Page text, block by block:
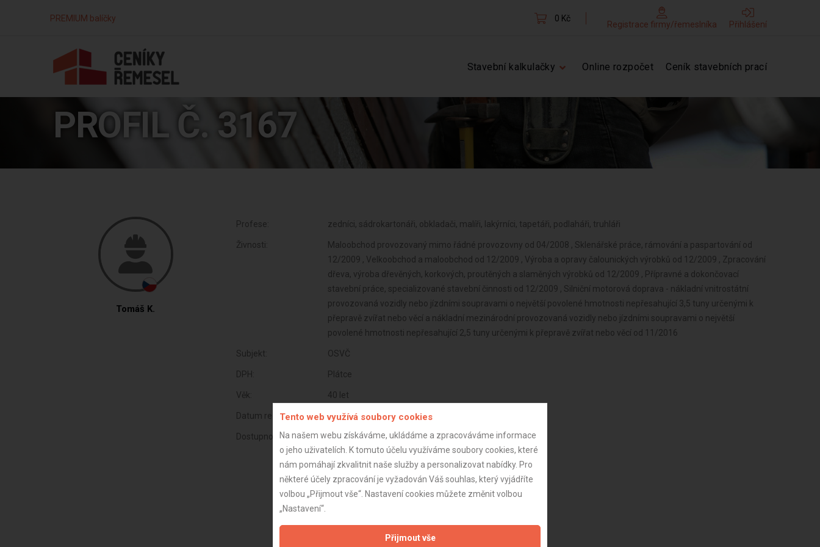
PREMIUM balíčky 0 Kč
Registrace firmy/řemeslníka Přihlášení
Stavební kalkulačky Online rozpočet Ceník stavebních prací
PROFIL Č. 3167
Tomáš K.
Profese: zedníci, sádrokartonáři, obkladači, malíři, lakýrníci, tapetáři, podlaháři, truhláři
Živnosti:
Maloobchod provozovaný mimo řádné provozovny od 04/2008 , Sklenářské práce, rámování a paspartování od
12/2009 , Velkoobchod a maloobchod od 12/2009 , Výroba a opravy čalounických výrobků od 12/2009 , Zpracování
dřeva, výroba dřevěných, korkových, proutěných a slaměných výrobků od 12/2009 , Přípravné a dokončovací
stavební práce, specializované stavební činnosti od 12/2009 , Silniční motorová doprava - nákladní vnitrostátní
provozovaná vozidly nebo jízdními soupravami o největší povolené hmotnosti nepřesahující 3,5 tuny určenými k
přepravě zvířat nebo věcí a nákladní mezinárodní provozovaná vozidly nebo jízdními soupravami o největší
povolené hmotnosti nepřesahující 2,5 tuny určenými k přepravě zvířat nebo věcí od 11/2016
Subjekt: OSVČ
DPH: Plátce
Věk: 40 let
Datum registrace: 30.7.2020
Dostupnost:
Tento web využívá soubory cookies
Na našem webu získáváme, ukládáme a zpracováváme informace
o jeho uživatelích. K tomuto účelu využíváme soubory cookies, které
nám pomáhají zkvalitnit naše služby a personalizovat nabídky. Pro
některé účely zpracování je vyžadován Váš souhlas, který vyjádříte
volbou „Přijmout vše“. Nastavení cookies můžete změnit volbou
„Nastavení“.
Přijmout vše